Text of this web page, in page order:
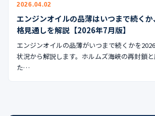
2026.04.02
エンジンオイルの品薄はいつまで続く
格見通しを解説【2026年7月版】
エンジンオイルの品薄がいつまで続くかを
状況から解説します。ホルムズ海峡の再封鎖
た…